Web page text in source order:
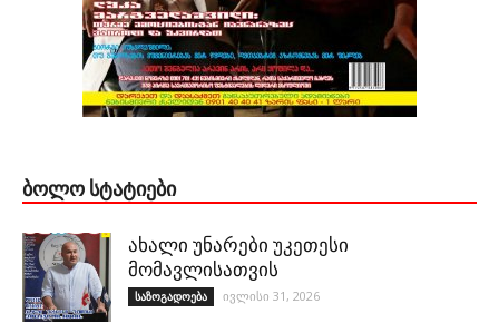
ᲑᲝᲚᲝ ᲡᲢᲐᲢᲘᲔᲑᲘ
ახალი უნარები უკეთესი
მომავლისათვის
საზოგადოება ივლისი 31, 2026